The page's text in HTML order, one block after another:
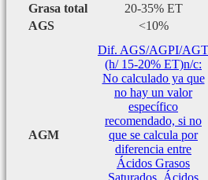
Grasa total 20-35% ET
AGS
<10%
AGM
Dif. AGS/AGPI/AGT
(h/ 15-20% ET)n/c:
No calculado ya que
no hay un valor
específico
recomendado, si no
que se calcula por
diferencia entre
Ácidos Grasos
Saturados, Ácidos